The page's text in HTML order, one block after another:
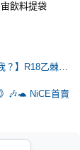
飲料提袋
[R18]【💍🍙是我沒好好保護你們……為甚麼你不怪我？】R18乙棘《Poker Face》* 含本篇劇情
🎶🐢 NiCE首賣